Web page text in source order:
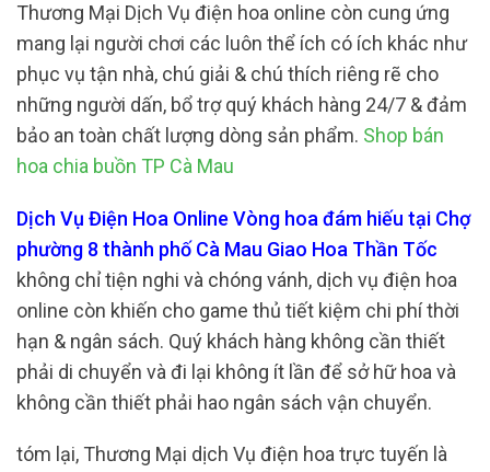
Thương Mại Dịch Vụ điện hoa online còn cung ứng
mang lại người chơi các luôn thể ích có ích khác như
phục vụ tận nhà, chú giải & chú thích riêng rẽ cho
những người dấn, bổ trợ quý khách hàng 24/7 & đảm
bảo an toàn chất lượng dòng sản phẩm. Shop bán
hoa chia buồn TP Cà Mau
Dịch Vụ Điện Hoa Online Vòng hoa đám hiếu tại Chợ
phường 8 thành phố Cà Mau Giao Hoa Thần Tốc
không chỉ tiện nghi và chóng vánh, dịch vụ điện hoa
online còn khiến cho game thủ tiết kiệm chi phí thời
hạn & ngân sách. Quý khách hàng không cần thiết
phải di chuyển và đi lại không ít lần để sở hữ hoa và
không cần thiết phải hao ngân sách vận chuyển.
tóm lại, Thương Mại dịch Vụ điện hoa trực tuyến là